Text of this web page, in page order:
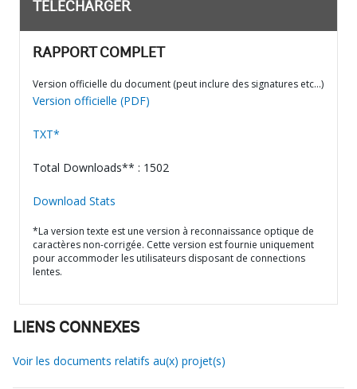
TÉLÉCHARGER
RAPPORT COMPLET
Version officielle du document (peut inclure des signatures etc…)
Version officielle (PDF)
TXT*
Total Downloads** : 1502
Download Stats
*La version texte est une version à reconnaissance optique de
caractères non-corrigée. Cette version est fournie uniquement
pour accommoder les utilisateurs disposant de connections
lentes.
LIENS CONNEXES
Voir les documents relatifs au(x) projet(s)